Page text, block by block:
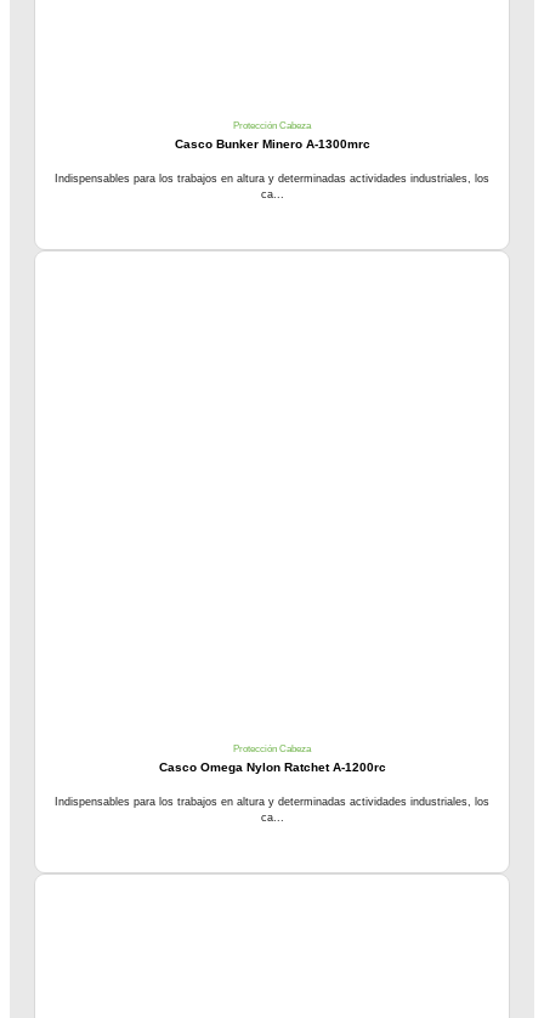
Protección Cabeza
Casco Bunker Minero A-1300mrc
Indispensables para los trabajos en altura y determinadas actividades industriales, los
ca...
Protección Cabeza
Casco Omega Nylon Ratchet A-1200rc
Indispensables para los trabajos en altura y determinadas actividades industriales, los
ca...